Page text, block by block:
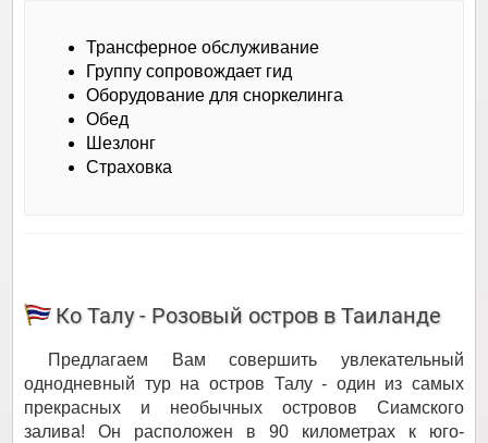
Трансферное обслуживание
Группу сопровождает гид
Оборудование для сноркелинга
Обед
Шезлонг
Страховка
Ко Талу - Розовый остров в Таиланде
Предлагаем Вам совершить увлекательный
однодневный тур на остров Талу - один из самых
прекрасных и необычных островов Сиамского
залива! Он расположен в 90 километрах к юго-